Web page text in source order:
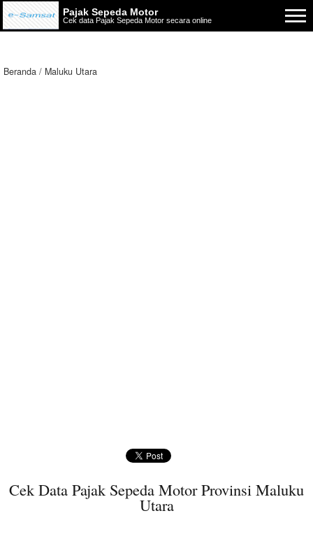
Pajak Sepeda Motor
Cek data Pajak Sepeda Motor secara online
Beranda Maluku Utara
Cek Data Pajak Sepeda Motor Provinsi Maluku
Utara